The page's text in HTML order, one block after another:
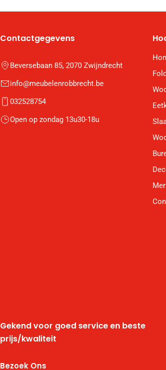
Contactgegevens
Beversebaan 85, 2070 Zwijndrecht
info@meubelenrobbrecht.be
032528754
Open op zondag 13u30-18u
Gekend voor goed service en beste
prijs/kwaliteit
Bezoek Ons